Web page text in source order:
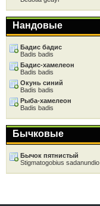
Нандовые
Бадис бадис
Badis badis
Бадис-хамелеон
Badis badis
Окунь синий
Badis badis
Рыба-хамелеон
Badis badis
Бычковые
Бычок пятнистый
Stigmatogobius sadanundio